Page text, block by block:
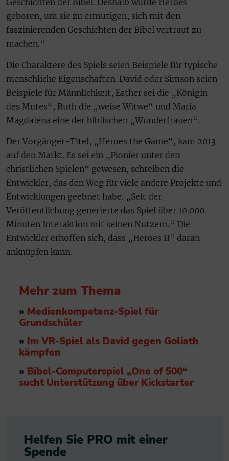
Geschichten der Bibel. Deshalb wurde Heroes
geboren, um sie zu ermutigen, sich mit den
faszinierenden Geschichten der Bibel vertraut zu
machen.“
Die Charaktere des Spiels seien Beispiele für typische
menschliche Eigenschaften. David oder Simson seien
Beispiele für Männlichkeit, Esther sei die „Königin
des Mutes“, Ruth die „weise Witwe“ und Maria
Magdalena eine der biblischen „Wunderfrauen“.
Der Vorgänger-Titel, „Heroes the Game“, kam 2013
auf den Markt. Es sei ein „Pionier unter den
christlichen Spielen“ gewesen, schreiben die
Entwickler, das den Weg für viele andere Projekte und
Entwicklungen geebnet habe. „Seit der
Veröffentlichung generierte das Spiel über 10.000
Minuten Interaktion mit seinen Nutzern.“ Die
Entwickler erhoffen sich, dass „Heroes II“ daran
anknüpfen kann.
Mehr zum Thema
» Medienkompetenz-Spiel für
Grundschüler
» Im VR-Spiel als David gegen Goliath
kämpfen
» Bibel-Computerspiel „One of 500“
sucht Unterstützung über Kickstarter
Helfen Sie PRO mit einer
Spende